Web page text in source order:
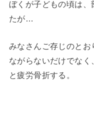
ぼくが子どもの頃は、
たが…
みなさんご存じのと
ながらないだけでな
と疲労骨折する。